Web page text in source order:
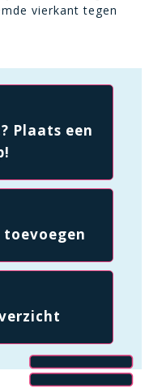
vierkant tegen
Plaats een